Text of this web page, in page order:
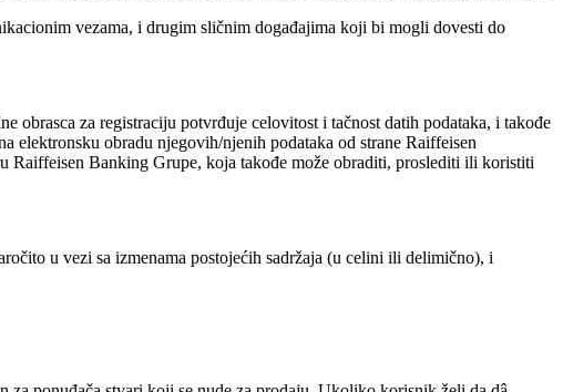
vezama, i drugim sličnim događajima koji bi mogli dovesti do
obrasca za registraciju potvrđuje celovitost i tačnost datih podataka, i takođe
elektronsku obradu njegovih/njenih podataka od strane Raiffeisen
Raiffeisen Banking Grupe, koja takođe može obraditi, proslediti ili koristiti
u vezi sa izmenama postojećih sadržaja (u celini ili delimično), i